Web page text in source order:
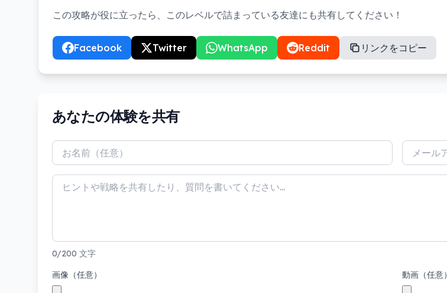
この攻略が役に立ったら、このレベルで詰まっている友達にも共有してください！
Facebook Twitter WhatsApp Reddit リンクをコピー
あなたの体験を共有
0/200 文字
画像（任意）
動画（任意）